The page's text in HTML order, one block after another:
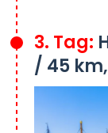
3. Tag:
/ 45